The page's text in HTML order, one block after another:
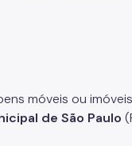
móveis ou
de São Paulo